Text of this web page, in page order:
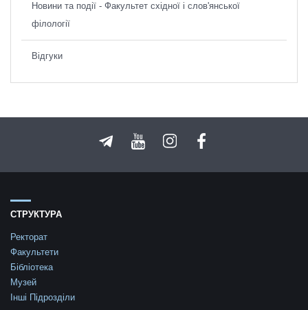
Новини та події - Факультет східної і слов'янської
філології
Відгуки
СТРУКТУРА
Ректорат
Факультети
Бібліотека
Музей
Інші Підрозділи